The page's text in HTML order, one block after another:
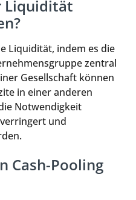
Liquidität
Liquidität, indem es die
zentral
Gesellschaft können
in einer anderen
Notwendigkeit
und
Cash-Pooling